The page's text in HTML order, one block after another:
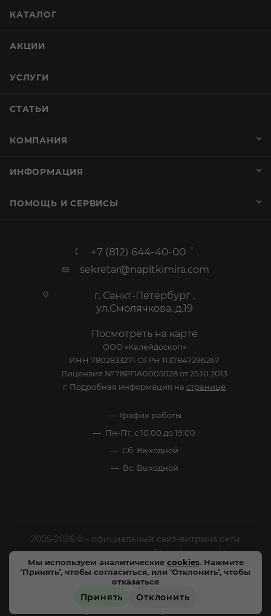
Мы используем аналитические cookies. Нажмите
‘Принять’, чтобы согласиться, или ‘Отклонить’, чтобы
отказаться
Принять Отклонить
КАТАЛОГ
АКЦИИ
УСЛУГИ
СТАТЬИ
КОМПАНИЯ
ИНФОРМАЦИЯ
ПОМОЩЬ И СЕРВИСЫ
+7 (812) 644-40-00
sekretar@napitkimira.com
г. Санкт-Петербург ,
ул.Смолячкова, д.19
Посмотреть на карте
ООО «Калейдоскоп»
ИНН 7802833271 ОГРН 1137847296267
Лицензия №78РПА0005028 от 25.10.2013
г. Подробная информация на странице
График работы
Пн-Пт: с 10:00 до 19:00
Сб: Выходной
Вс: Выходной
2005-2026 © - официальный сайт-витрина сети
специализированных напитков "Калейдоскоп Напитков
Мира". Все права защищены.
Цены, характеристики и внешний вид товара в